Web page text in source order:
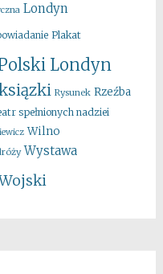
Londyn
Plakat
Londyn
Rysunek Rzeźba
spełnionych nadziei
Wilno
Wystawa